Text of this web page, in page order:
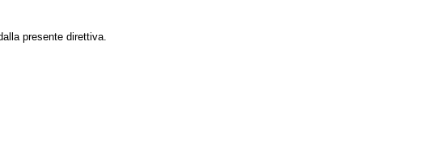
presente direttiva.